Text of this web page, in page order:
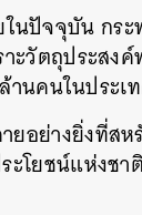
นปัจจุบัน กระ
ะวัตถุประส
านคนในประเ
ยอย่างยิ่งที่ส
ะโยชน์แห่งช